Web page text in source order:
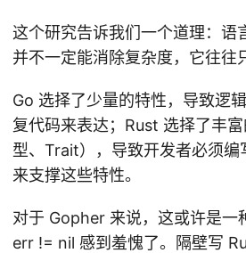
这个研究告诉我们一个道理：语
并不一定能消除复杂度，它往往
Go 选择了少量的特性，导致逻
复代码来表达；Rust 选择了丰
型、Trait），导致开发者必须编
来支撑这些特性。
对于 Gopher 来说，这或许是一
err != nil 感到羞愧了。隔壁写